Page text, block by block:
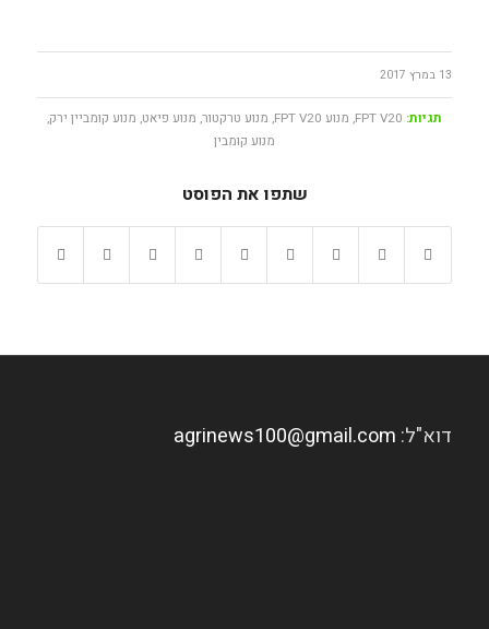
13 במרץ 2017
תגיות: FPT V20
, מנוע FPT V20 , מנוע טרקטור, מנוע פיאט, מנוע קומביין ירק,
מנוע קומבין
שתפו את הפוסט
דוא"ל: agrinews100@gmail.com